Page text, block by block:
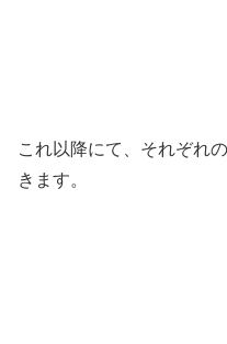
これ以降にて、それぞれ
きます。